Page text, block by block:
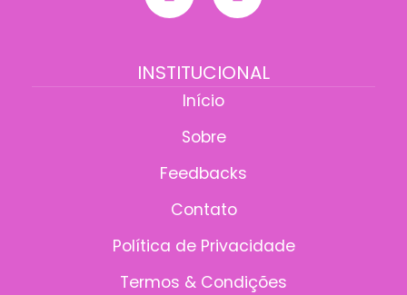
INSTITUCIONAL
Início
Sobre
Feedbacks
Contato
Política de Privacidade
Termos & Condições